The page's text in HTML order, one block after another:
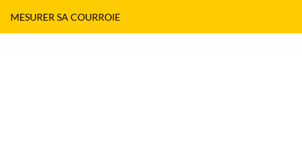
MESURER SA COURROIE